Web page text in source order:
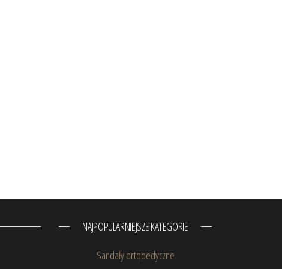
NAJPOPULARNIEJSZE KATEGORIE
Sandały ortopedyczne